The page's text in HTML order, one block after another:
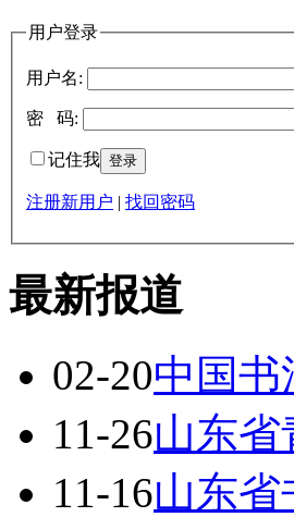
用户登录
用户名:
密 码:
记住我
注册新用户 找回密码
最新报道
02-20中国
11-26山东
11-16山东